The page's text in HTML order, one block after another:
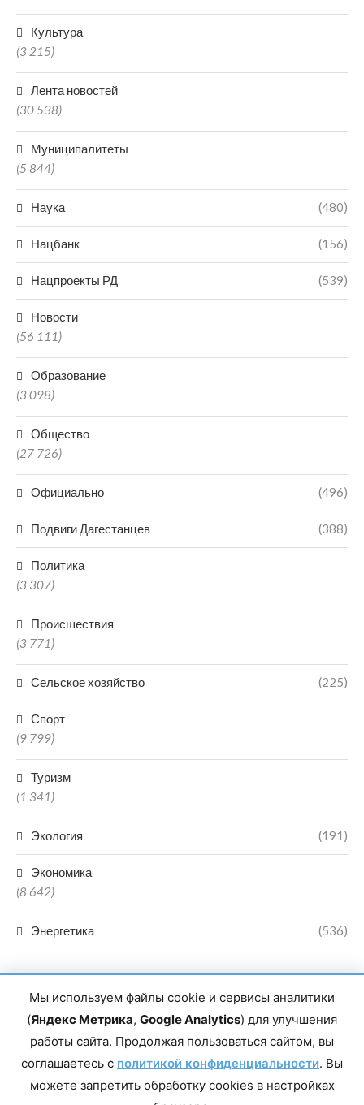
Культура
(3 215)
Лента новостей
(30 538)
Муниципалитеты
(5 844)
Наука (480)
Нацбанк (156)
Нацпроекты РД (539)
Новости
(56 111)
Образование
(3 098)
Общество
(27 726)
Официально (496)
Подвиги Дагестанцев (388)
Политика
(3 307)
Происшествия
(3 771)
Сельское хозяйство (225)
Спорт
(9 799)
Туризм
(1 341)
Экология (191)
Экономика
(8 642)
Энергетика (536)
Главный редактор сетевого издания Магомаев Тимур Нухович.
Контакты редакции: 8(988)-292-94-34 Почта: vestiskfo@gmail.com По
Республика Дагестан, г. Махачкала, пр-т Насрутдинова, д. 1а. Все
права защищены. Копирование и использование полных материалов
Мы используем файлы cookie и сервисы аналитики
(Яндекс Метрика, Google Analytics) для улучшения
работы сайта. Продолжая пользоваться сайтом, вы
соглашаетесь с политикой конфиденциальности. Вы
можете запретить обработку cookies в настройках